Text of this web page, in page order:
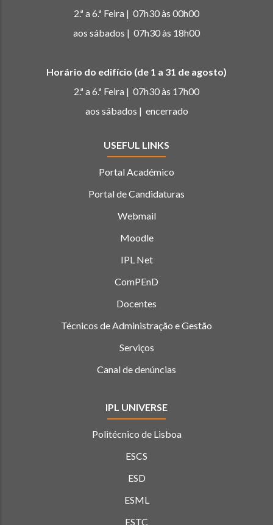
2.ª a 6.ª Feira | 07h30 às 00h00
aos sábados | 07h30 às 18h00
Horário do edifício (de 1 a 31 de agosto)
2.ª a 6.ª Feira | 07h30 às 17h00
aos sábados | encerrado
USEFUL LINKS
Portal Académico
Portal de Candidaturas
Webmail
Moodle
IPL Net
ComPEnD
Docentes
Técnicos de Administração e Gestão
Serviços
Canal de denúncias
IPL UNIVERSE
Politécnico de Lisboa
ESCS
ESD
ESML
ESTC